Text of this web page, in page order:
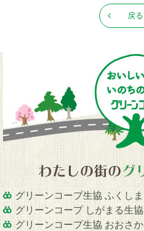
戻る
グリーンコープ生協 ふくしま
グリーンコープ しがまる生協
グリーンコープ生協 おおさか